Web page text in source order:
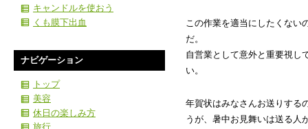
この作業を適当にしたくない
だ。
自営業として意外と重要視し
い。
年賀状はみなさんお送りする
うが、暑中お見舞いは送る人
キャンドルを使おう
くも膜下出血
ナビゲーション
トップ
美容
休日の楽しみ方
旅行